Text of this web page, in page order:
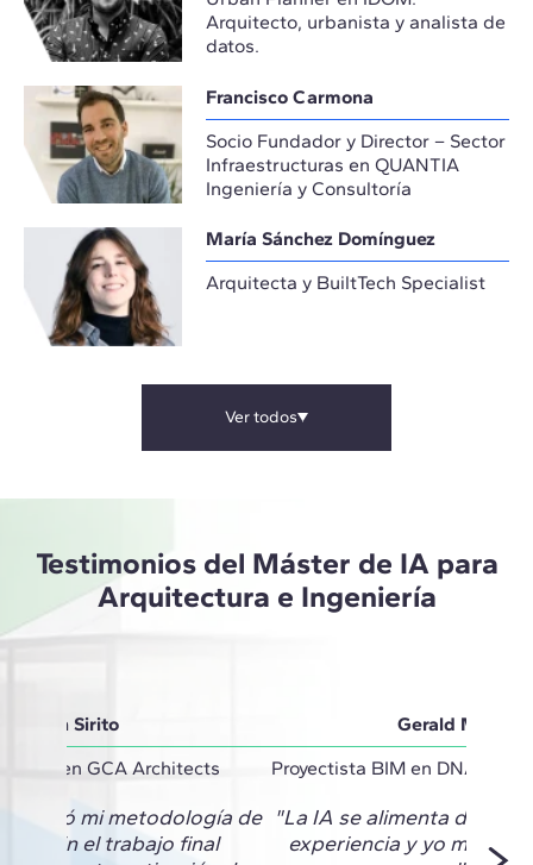
Arquitecto, urbanista y analista de
datos.
Francisco Carmona
Socio Fundador y Director – Sector
Infraestructuras en QUANTIA
Ingeniería y Consultoría
María Sánchez Domínguez
Arquitecta y BuiltTech Specialist
Ver todos
Testimonios del Máster de IA para
Arquitectura e Ingeniería
Vivian Sirito
en GCA Architects
mi metodología de
En el trabajo final
Gerald
Proyectista BIM en DNA
"La IA se alimenta de mi
experiencia y yo me